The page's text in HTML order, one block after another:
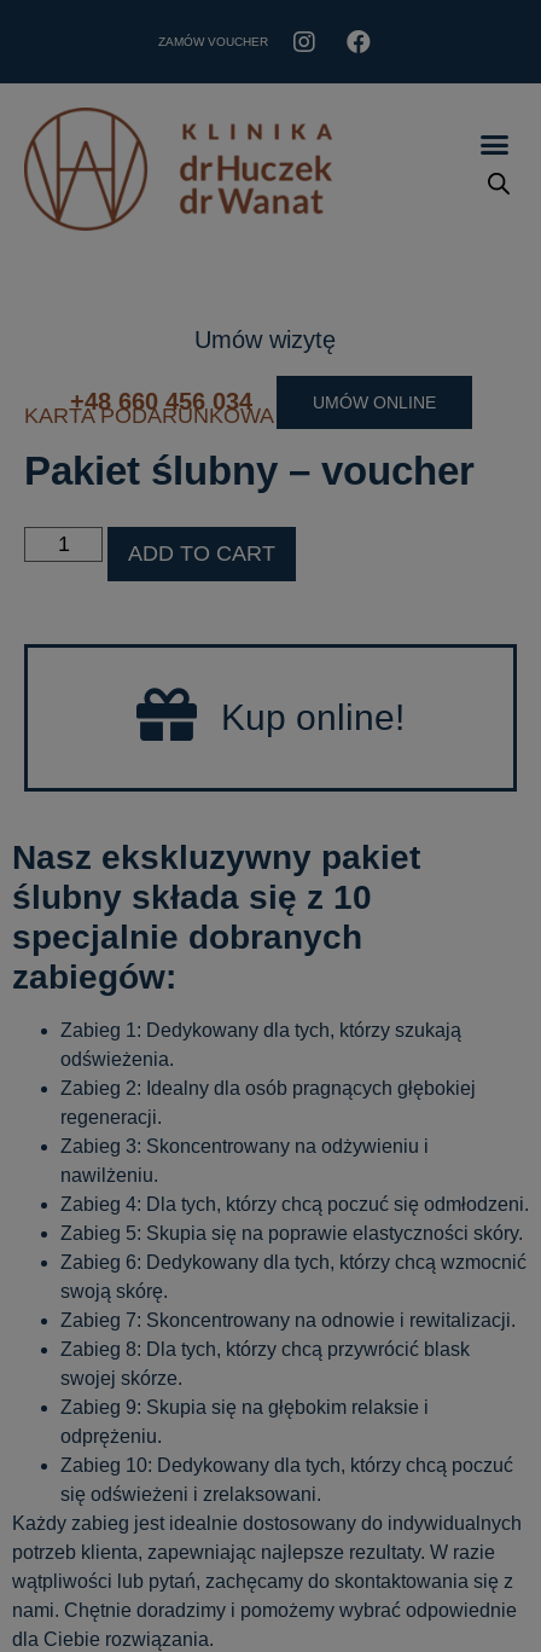
ZAMÓW VOUCHER
Umów wizytę
+48 660 456 034 UMÓW ONLINE
KARTA PODARUNKOWA
Pakiet ślubny – voucher
ADD TO CART
Kup online!
Nasz ekskluzywny pakiet
ślubny składa się z 10
specjalnie dobranych
zabiegów:
Zabieg 1: Dedykowany dla tych, którzy szukają
odświeżenia.
Zabieg 2: Idealny dla osób pragnących głębokiej
regeneracji.
Zabieg 3: Skoncentrowany na odżywieniu i
nawilżeniu.
Zabieg 4: Dla tych, którzy chcą poczuć się odmłodzeni.
Zabieg 5: Skupia się na poprawie elastyczności skóry.
Zabieg 6: Dedykowany dla tych, którzy chcą wzmocnić
swoją skórę.
Zabieg 7: Skoncentrowany na odnowie i rewitalizacji.
Zabieg 8: Dla tych, którzy chcą przywrócić blask
swojej skórze.
Zabieg 9: Skupia się na głębokim relaksie i
odprężeniu.
Zabieg 10: Dedykowany dla tych, którzy chcą poczuć
się odświeżeni i zrelaksowani.
Każdy zabieg jest idealnie dostosowany do indywidualnych
potrzeb klienta, zapewniając najlepsze rezultaty. W razie
wątpliwości lub pytań, zachęcamy do skontaktowania się z
nami. Chętnie doradzimy i pomożemy wybrać odpowiednie
dla Ciebie rozwiązania.